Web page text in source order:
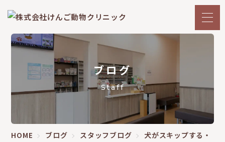
ブログ
Staff
HOME ブログ スタッフブログ
犬がスキップする・